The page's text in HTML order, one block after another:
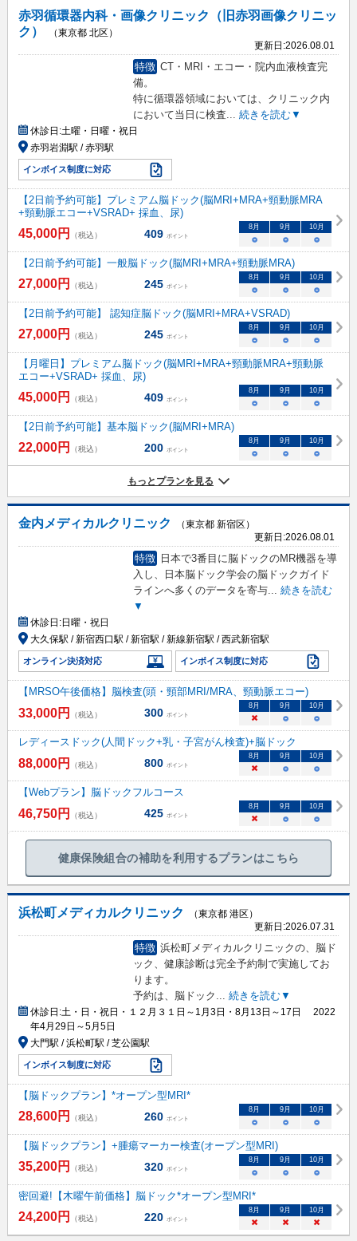
赤羽循環器内科・画像クリニック（旧赤羽画像クリニッ
ク）
（東京都 北区）
更新日:2026.08.01
特徴 CT・MRI・エコー・院内血液検査完
備。
特に循環器領域においては、クリニック内
において当日に検査
続きを読む▼
休診日:土曜・日曜・祝日
赤羽岩淵駅 / 赤羽駅
インボイス制度に対応
【2日前予約可能】プレミアム脳ドック(脳MRI+MRA+頸動脈MRA
+頸動脈エコー+VSRAD+ 採血、尿)
45,000円 （税込） 409 ポイント
8 月 9 月 10月
○ ○ ○
【2日前予約可能】一般脳ドック(脳MRI+MRA+頸動脈MRA)
27,000円 （税込） 245 ポイント
8 月 9 月 10月
○ ○ ○
【2日前予約可能】 認知症脳ドック(脳MRI+MRA+VSRAD)
27,000円 （税込） 245 ポイント
8 月 9 月 10月
○ ○ ○
【月曜日】プレミアム脳ドック(脳MRI+MRA+頸動脈MRA+頸動脈
エコー+VSRAD+ 採血、尿)
45,000円 （税込） 409 ポイント
8 月 9 月 10月
○ ○ ○
【2日前予約可能】基本脳ドック(脳MRI+MRA)
22,000円 （税込） 200 ポイント
8 月 9 月 10月
○ ○ ○
もっとプランを見る
金内メディカルクリニック
（東京都 新宿区）
更新日:2026.08.01
特徴
日本で3番目に脳ドックのMR機器を導
入し、日本脳ドック学会の脳ドックガイド
ラインへ多くのデータを寄与... 続きを読む
▼
休診日:日曜・祝日
大久保駅 / 新宿西口駅 / 新宿駅 / 新線新宿駅 / 西武新宿駅
オンライン決済対応 インボイス制度に対応
【MRSO午後価格】脳検査(頭・頸部MRI/MRA、頸動脈エコー)
33,000円 （税込） 300 ポイント
8月 9月 10月
× ○ ○
レディースドック(人間ドック+乳・子宮がん検査)+脳ドック
88,000円 （税込） 800 ポイント
8月 9月 10月
× ○ ○
【Webプラン】脳ドックフルコース
46,750円 （税込） 425 ポイント
8月 9月 10月
× ○ ○
健康保険組合の補助を利用するプランはこちら
浜松町メディカルクリニック
（東京都 港区）
更新日:2026.07.31
特徴 浜松町メディカルクリニックの、脳ド
ック、健康診断は完全予約制で実施してお
ります。
予約は、脳ドック
続きを読む▼
休診日:土・日・祝日・１２月３１日～1月3日・8月13日～17日 2022
年4月29日～5月5日
大門駅 / 浜松町駅 / 芝公園駅
インボイス制度に対応
【脳ドックプラン】*オープン型MRI*
28,600円 （税込） 260 ポイント
8 月 9 月 10月
○ ○ ○
【脳ドックプラン】+腫瘍マーカー検査(オープン型MRI)
35,200円 （税込） 320 ポイント
8 月 9 月 10月
○ ○ ○
密回避!【木曜午前価格】脳ドック*オープン型MRI*
24,200円 （税込） 220 ポイント
8 月 9 月 10月
× × ×